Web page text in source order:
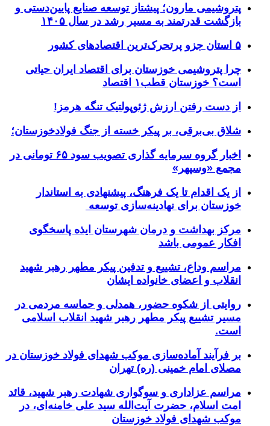
پتروشیمی مارون؛ پیشتاز توسعه صنایع پایین‌دستی و
بازگشت قدرتمند به مسیر رشد در سال ۱۴۰۵
۵ استان جزو پرتحرک‌ترین اقتصاد‌های کشور
چرا پتروشیمی خوزستان برای اقتصاد ایران حیاتی
است؟ خوزستان قطب۱ اقتصاد
از دست رفتن ارزش ژئوپولتیک تنگه هرمز!
شلاق‌ بی‌برقی، بر پیکر خسته‌ از جنگ فولادخوزستان؛
اخبار گروه سرمایه گذاری تصویب سود ۶۵ تومانی در
مجمع «وسپهر»
از یک اقدام تا یک فرهنگ، پیشنهادی به استاندار
خوزستان برای نهادینه‌سازی توسعه
مرکز بهداشت و درمان شهرستان ایذه پاسخگوی
افکار عمومی باشد
مراسم وداع، تشییع و تدفین پیکر مطهر رهبر شهید
انقلاب و اعضای خانواده ایشان
روایتی از شکوه حضور، همدلی و حماسه مردمی در
مسیر تشییع پیکر مطهر رهبر شهید انقلاب اسلامی
است.
بر فرآیند آماده‌سازی موکب شهدای فولاد خوزستان در
مصلای امام خمینی (ره) تهران
مراسم عزاداری و سوگواری شهادت رهبر شهید، قائد
امت اسلام، حضرت آیت‌الله سید علی خامنه‌ای، در
موکب شهدای فولاد خوزستان